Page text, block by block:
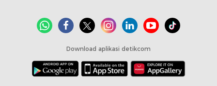
Download aplikasi detikcom